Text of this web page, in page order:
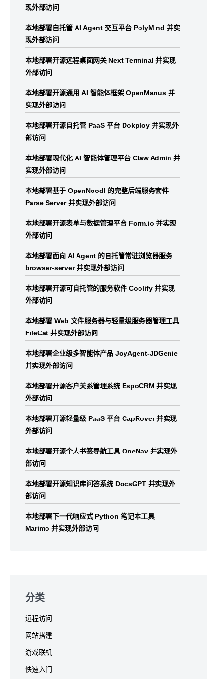
现外部访问
本地部署自托管 AI Agent 交互平台 PolyMind 并实
现外部访问
本地部署开源远程桌面网关 Next Terminal 并实现
外部访问
本地部署开源通用 AI 智能体框架 OpenManus 并
实现外部访问
本地部署开源自托管 PaaS 平台 Dokploy 并实现外
部访问
本地部署现代化 AI 智能体管理平台 Claw Admin 并
实现外部访问
本地部署基于 OpenNoodl 的完整后端服务套件
Parse Server 并实现外部访问
本地部署开源表单与数据管理平台 Form.io 并实现
外部访问
本地部署面向 AI Agent 的自托管常驻浏览器服务
browser-server 并实现外部访问
本地部署开源可自托管的服务软件 Coolify 并实现
外部访问
本地部署 Web 文件服务器与轻量级服务器管理工具
FileCat 并实现外部访问
本地部署企业级多智能体产品 JoyAgent-JDGenie
并实现外部访问
本地部署开源客户关系管理系统 EspoCRM 并实现
外部访问
本地部署开源轻量级 PaaS 平台 CapRover 并实现
外部访问
本地部署开源个人书签导航工具 OneNav 并实现外
部访问
本地部署开源知识库问答系统 DocsGPT 并实现外
部访问
本地部署下一代响应式 Python 笔记本工具
Marimo 并实现外部访问
分类
远程访问
网站搭建
游戏联机
快速入门